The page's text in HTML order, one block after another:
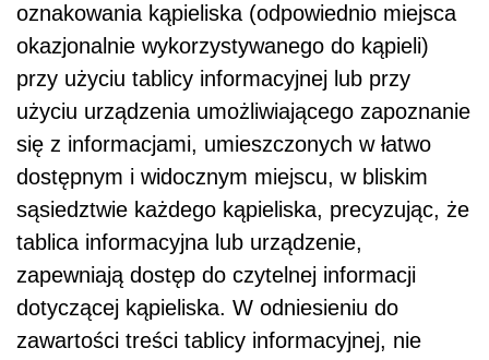
oznakowania kąpieliska (odpowiednio miejsca
okazjonalnie wykorzystywanego do kąpieli)
przy użyciu tablicy informacyjnej lub przy
użyciu urządzenia umożliwiającego zapoznanie
się z informacjami, umieszczonych w łatwo
dostępnym i widocznym miejscu, w bliskim
sąsiedztwie każdego kąpieliska, precyzując, że
tablica informacyjna lub urządzenie,
zapewniają dostęp do czytelnej informacji
dotyczącej kąpieliska. W odniesieniu do
zawartości treści tablicy informacyjnej, nie